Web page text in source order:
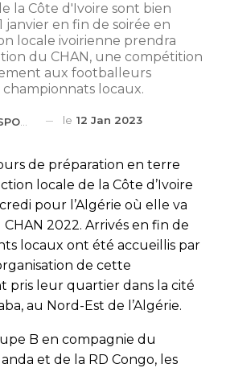
la Côte d'Ivoire sont bien
janvier en fin de soirée en
locale ivoirienne prendra
du CHAN, une compétition
aux footballeurs
locaux.
le 12 Jan 2023
de préparation en terre
locale de la Côte d’Ivoire
pour l’Algérie où elle va
2022. Arrivés en fin de
locaux ont été accueillis par
de cette
pris leur quartier dans la cité
au Nord-Est de l’Algérie.
B en compagnie du
et de la RD Congo, les